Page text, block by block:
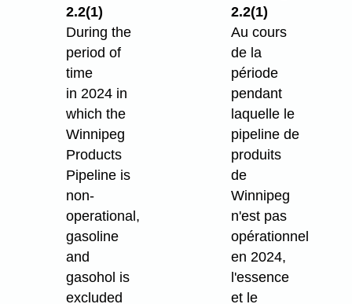
2.2(1)
During the
period of
time
in 2024 in
which the
Winnipeg
Products
Pipeline is
non-
operational,
gasoline
and
gasohol is
excluded
2.2(1)
Au cours
de la
période
pendant
laquelle le
pipeline de
produits
de
Winnipeg
n'est pas
opérationnel
en 2024,
l'essence
et le